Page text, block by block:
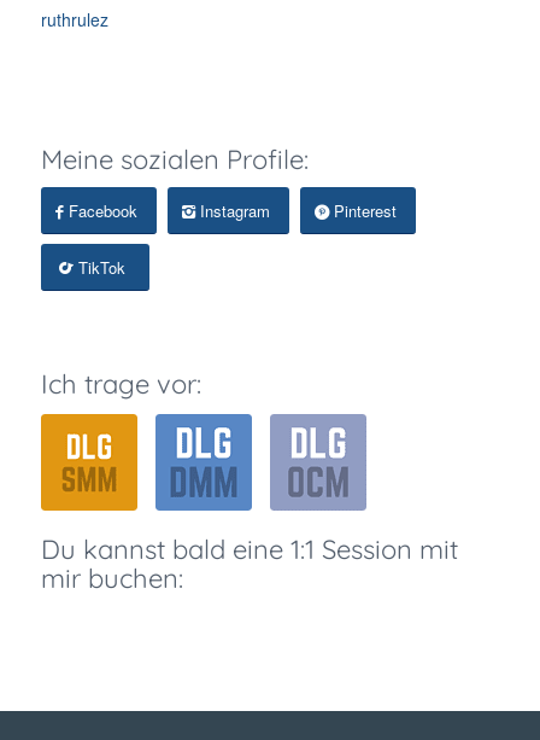
ruthrulez
Meine sozialen Profile:
Facebook Instagram Pinterest
TikTok
Ich trage vor:
Du kannst bald eine 1:1 Session mit
mir buchen: